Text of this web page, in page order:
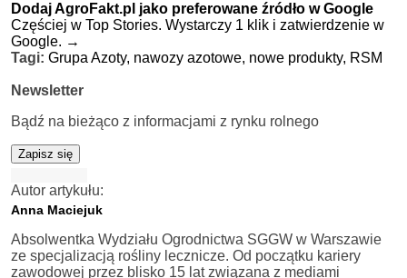
Dodaj AgroFakt.pl jako preferowane źródło w Google
Częściej w Top Stories. Wystarczy 1 klik i zatwierdzenie w
Google. →
Tagi: Grupa Azoty, nawozy azotowe, nowe produkty, RSM
Newsletter
Bądź na bieżąco z informacjami z rynku rolnego
Zapisz się
Autor artykułu:
Anna Maciejuk
Absolwentka Wydziału Ogrodnictwa SGGW w Warszawie
ze specjalizacją rośliny lecznicze. Od początku kariery
zawodowej przez blisko 15 lat związana z mediami